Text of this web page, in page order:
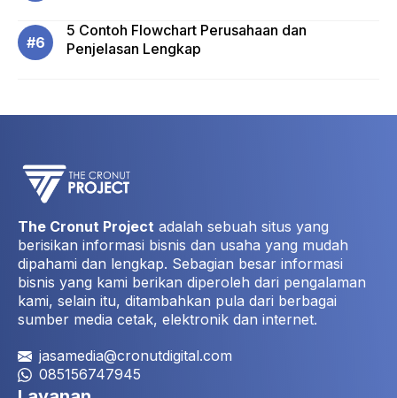
5 Contoh Flowchart Perusahaan dan
Penjelasan Lengkap
The Cronut Project adalah sebuah situs yang
berisikan informasi bisnis dan usaha yang mudah
dipahami dan lengkap. Sebagian besar informasi
bisnis yang kami berikan diperoleh dari pengalaman
kami, selain itu, ditambahkan pula dari berbagai
sumber media cetak, elektronik dan internet.
jasamedia@cronutdigital.com
085156747945